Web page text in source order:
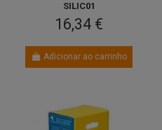
SILIC01
16,34 €
Adicionar ao carrinho